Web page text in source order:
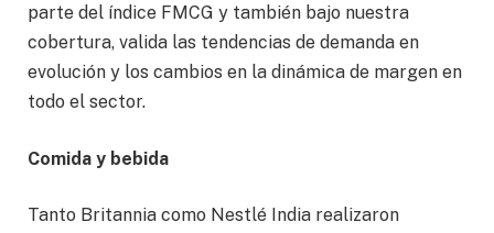
parte del índice FMCG y también bajo nuestra
cobertura, valida las tendencias de demanda en
evolución y los cambios en la dinámica de margen en
todo el sector.
Comida y bebida
Tanto Britannia como Nestlé India realizaron